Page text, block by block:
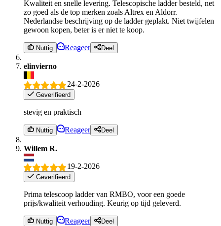
Kwaliteit en snelle levering. Telescopische ladder besteld, net
zo goed als de top merken zoals Altrex en Aldorr.
Nederlandse beschrijving op de ladder geplakt. Niet twijfelen
gewoon kopen, beter is er niet te koop.
Nuttig Reageer Deel
elinvierno
24-2-2026
Geverifieerd
stevig en praktisch
Nuttig Reageer Deel
Willem R.
19-2-2026
Geverifieerd
Prima telescoop ladder van RMBO, voor een goede
prijs/kwaliteit verhouding. Keurig op tijd geleverd.
Nuttig Reageer Deel